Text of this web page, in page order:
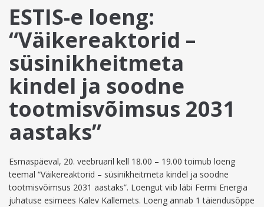
ESTIS-e loeng:
“Väikereaktorid –
süsinikheitmeta
kindel ja soodne
tootmisvõimsus 2031
aastaks”
Esmaspäeval, 20. veebruaril kell 18.00 – 19.00 toimub loeng
teemal “Väikereaktorid – süsinikheitmeta kindel ja soodne
tootmisvõimsus 2031 aastaks”. Loengut viib läbi Fermi Energia
juhatuse esimees Kalev Kallemets. Loeng annab 1 täiendusõppe